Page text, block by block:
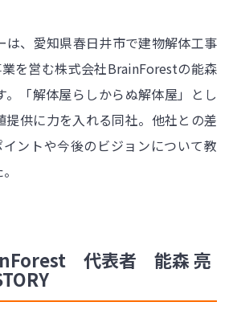
は、愛知県春日井市で建物解体工事
を営む株式会社BrainForestの能森
。「解体屋らしからぬ解体屋」とし
提供に力を入れる同社。他社との差
ントや今後のビジョンについて教
代表者 能森 亮